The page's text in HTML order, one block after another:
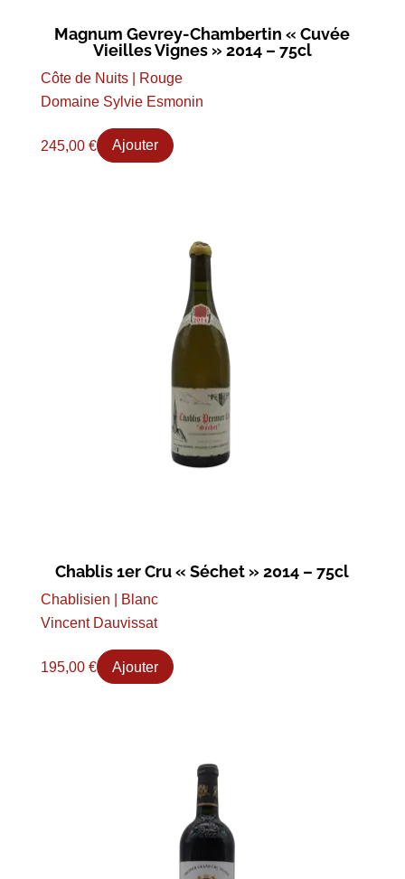
Magnum Gevrey-Chambertin « Cuvée
Vieilles Vignes » 2014 – 75cl
Côte de Nuits | Rouge
Domaine Sylvie Esmonin
245,00 € Ajouter
Chablis 1er Cru « Séchet » 2014 – 75cl
Chablisien | Blanc
Vincent Dauvissat
195,00 € Ajouter